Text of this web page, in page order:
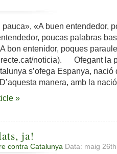
«A buen entendedor,
poucas palabras
bon entenidor, poques
noticia). Ofegant la
s’ofega Espanya,
manera, amb la
»
ja!
contra Catalunya Data: maig